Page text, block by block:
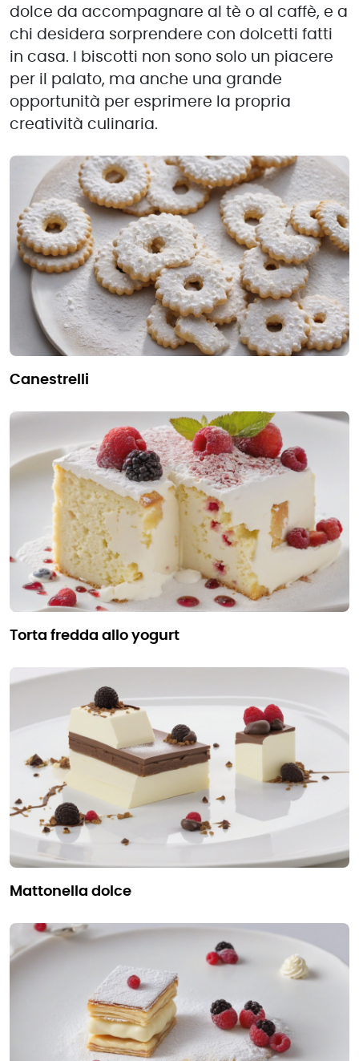
dolce da accompagnare al tè o al caffè, e a
chi desidera sorprendere con dolcetti fatti
in casa. I biscotti non sono solo un piacere
per il palato, ma anche una grande
opportunità per esprimere la propria
creatività culinaria.
canestrelli
torta fredda allo yogurt
mattonella dolce